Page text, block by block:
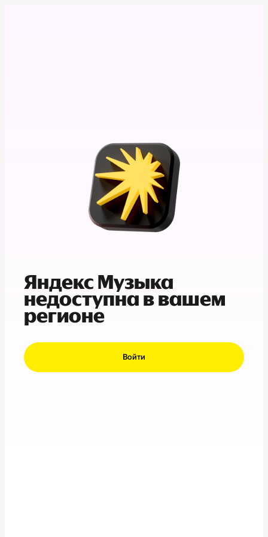
Яндекс Музыка
недоступна в вашем
регионе
Войти